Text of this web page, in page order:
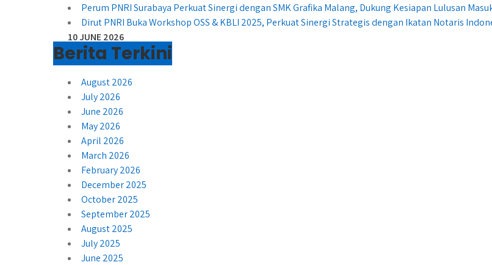
Perum PNRI Surabaya Perkuat Sinergi dengan SMK Grafika Malang, Dukung Kesiapan Lulusan
Dirut PNRI Buka Workshop OSS & KBLI 2025, Perkuat Sinergi Strategis dengan Ikatan Notaris
10 JUNE 2026
Berita Terkini
August 2026
July 2026
June 2026
May 2026
April 2026
March 2026
February 2026
December 2025
October 2025
September 2025
August 2025
July 2025
June 2025